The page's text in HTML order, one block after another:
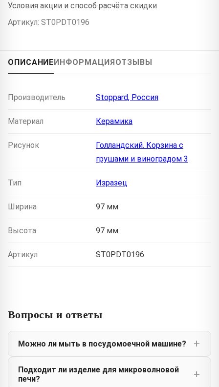
Условия акции и способ расчёта скидки
Артикул: ST0PDT0196
ОПИСАНИЕИНФОРМАЦИЯОТЗЫВЫ
Производитель Stoppard, Россия
Материал Керамика
Рисунок
Голландский. Корзина с
грушами и виноградом 3
Тип Изразец
Ширина 97 мм
Высота 97 мм
Артикул ST0PDT0196
Вопросы и ответы
Можно ли мыть в посудомоечной машине?
Подходит ли изделие для микроволновой
печи?